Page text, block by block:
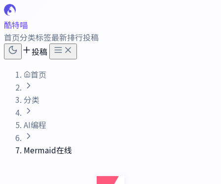
酷特喵
首页分类标签最新排行投稿
投稿
首页
分类
AI编程
Mermaid在线